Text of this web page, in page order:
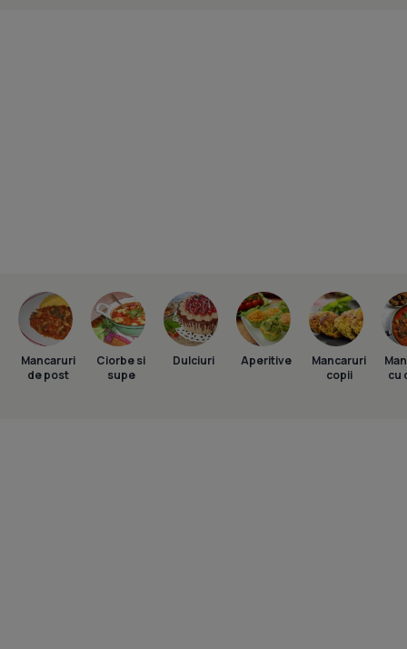
Mancaruri
de post
Ciorbe si
supe
Dulciuri Aperitive
Mancaruri
copii
cu